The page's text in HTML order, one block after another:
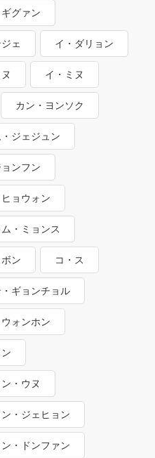
グァン
ェ イ・ダリョン
イ・ミヌ
カン・ヨンソク
ジェジュン
ンフン
ョウォン
ム・ミョンス
ン コ・ス
・ギョンチョル
ォンホン
・ウヌ
・ジェヒョン
・ドンファン